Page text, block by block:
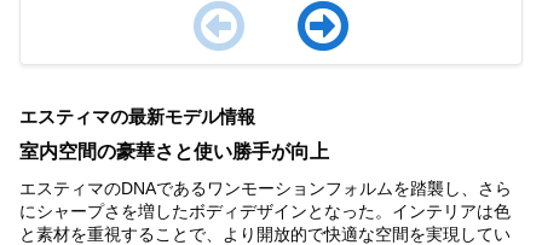
of
4
エスティマの最新モデル情報
室内空間の豪華さと使い勝手が向上
エスティマのDNAであるワンモーションフォルムを踏襲し、さら
にシャープさを増したボディデザインとなった。インテリアは色
と素材を重視することで、より開放的で快適な空間を実現してい